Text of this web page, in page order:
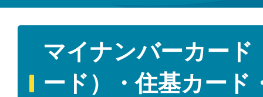
マイナンバーカード
ード）・住基カード